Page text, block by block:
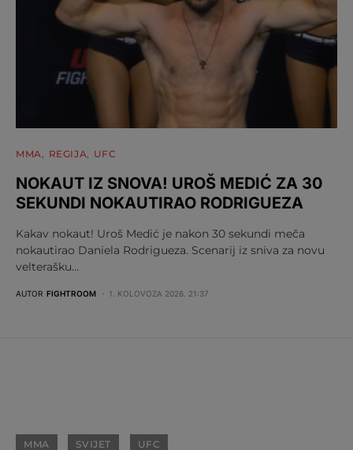
MMA REGIJA UFC
NOKAUT IZ SNOVA! UROŠ MEDIĆ ZA 30
SEKUNDI NOKAUTIRAO RODRIGUEZA
Kakav nokaut! Uroš Medić je nakon 30 sekundi meča
nokautirao Daniela Rodrigueza. Scenarij iz sniva za novu
velterašku…
AUTOR FIGHTROOM 1. KOLOVOZA 2026. 21:37
MMA SVIJET UFC